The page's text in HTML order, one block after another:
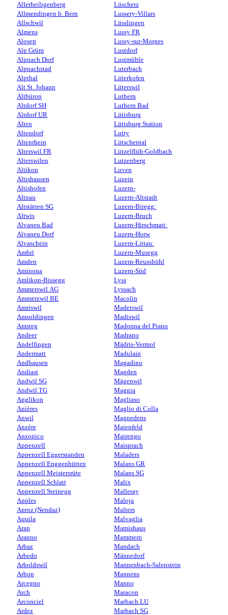
Allerheiligenberg
Allmendingen b. Bern
Allschwil
Almens
Alosen
Alp Grüm
Alpnach Dorf
Alpnachstad
Alpthal
Alt St. Johann
Altbüron
Altdorf SH
Altdorf UR
Alten
Altendorf
Altenrhein
Alterswil FR
Alterswilen
Altikon
Altishausen
Altishofen
Altnau
Altstätten SG
Altwis
Alvaneu Bad
Alvaneu Dorf
Alvaschein
Ambrì
Amden
Aminona
Amlikon-Bissegg
Ammerswil AG
Ammerzwil BE
Amriswil
Amsoldingen
Amsteg
Andeer
Andelfingen
Andermatt
Andhausen
Andiast
Andwil SG
Andwil TG
Anglikon
Anières
Anwil
Anzère
Anzonico
Appenzell
Appenzell Eggerstanden
Appenzell Enggenhütten
Appenzell Meistersrüte
Appenzell Schlatt
Appenzell Steinegg
Apples
Aproz (Nendaz)
Aquila
Aran
Aranno
Arbaz
Arbedo
Arboldswil
Arbon
Arcegno
Arch
Arconciel
Ardez
Lüscherz
Lussery-Villars
Lüsslingen
Lussy FR
Lussy-sur-Morges
Lustdorf
Lustmühle
Luterbach
Lüterkofen
Lüterswil
Luthern
Luthern Bad
Lütisburg
Lütisburg Station
Lutry
Lütschental
Lützelflüh-Goldbach
Lutzenberg
Luven
Luzein
Luzern-
Luzern-Altstadt
Luzern-Biregg:
Luzern-Bruch
Luzern-Hirschmatt:
Luzern-Horw
Luzern-Littau:
Luzern-Musegg
Luzern-Reussbühl
Luzern-Süd
Lyss
Lyssach
Macolin
Madetswil
Madiswil
Madonna del Piano
Madrano
Mädris-Vermol
Madulain
Magadino
Magden
Mägenwil
Maggia
Magliaso
Maglio di Colla
Magnedens
Maienfeld
Mairengo
Maisprach
Maladers
Malans GR
Malans SG
Malix
Malleray
Maloja
Malters
Malvaglia
Mamishaus
Mammern
Mandach
Männedorf
Mannenbach-Salenstein
Mannens
Manno
Maracon
Marbach LU
Marbach SG